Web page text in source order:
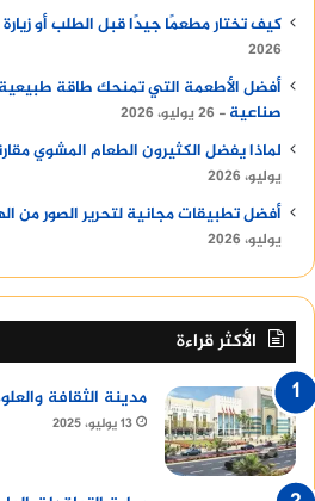
كيف تختار مطعمًا جيدًا قبل الطلب أو زيارة
2026
أفضل الأطعمة التي تمنحك طاقة
صناعية
26 يوليو، 2026
لماذا يفضل الكثيرون الطعام المشوي
يوليو، 2026
أفضل تطبيقات مجانية لتحرير الصور من
يوليو، 2026
الأكثر قراءة
مدينة الثقافة
13 يوليو، 2025